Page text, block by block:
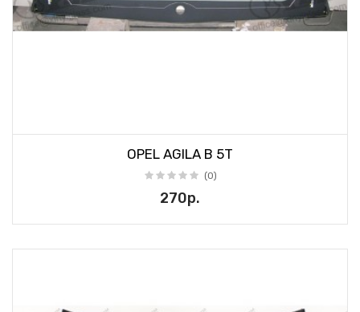
OPEL AGILA B 5T
(0)
270р.